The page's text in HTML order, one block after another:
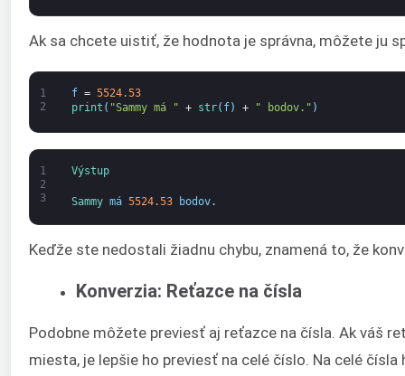
Ak sa chcete uistiť, že hodnota je správna, môžete ju
1
2
f = 5524.53
print ( "Sammy má " + str( f) + " bodov." )
1
2
3
Výstup
Sammy má 5524.53 bodov.
Keďže ste nedostali žiadnu chybu, znamená to, že
Konverzia: Reťazce na čísla
Podobne môžete previesť aj reťazce na čísla. Ak váš
miesta, je lepšie ho previesť na celé číslo. Na celé